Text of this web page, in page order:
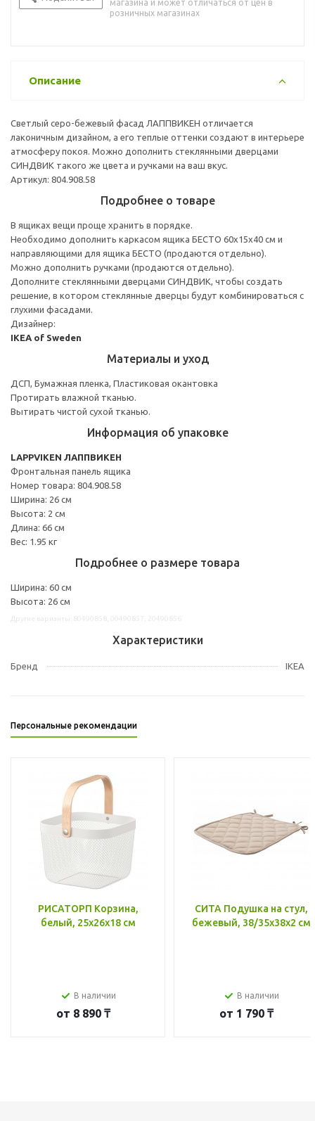
магазина и может отличаться от цен в
розничных магазинах
Описание
Светлый серо-бежевый фасад ЛАППВИКЕН отличается
лаконичным дизайном, а его теплые оттенки создают в интерьере
атмосферу покоя. Можно дополнить стеклянными дверцами
СИНДВИК такого же цвета и ручками на ваш вкус.
Артикул: 804.908.58
Подробнее о товаре
В ящиках вещи проще хранить в порядке.
Необходимо дополнить каркасом ящика БЕСТО 60х15х40 см и
направляющими для ящика БЕСТО (продаются отдельно).
Можно дополнить ручками (продаются отдельно).
Дополните стеклянными дверцами СИНДВИК, чтобы создать
решение, в котором стеклянные дверцы будут комбинироваться с
глухими фасадами.
Дизайнер:
IKEA of Sweden
Материалы и уход
ДСП, Бумажная пленка, Пластиковая окантовка
Протирать влажной тканью.
Вытирать чистой сухой тканью.
Информация об упаковке
LAPPVIKEN ЛАППВИКЕН
Фронтальная панель ящика
Номер товара: 804.908.58
Ширина: 26 см
Высота: 2 см
Длина: 66 см
Вес: 1.95 кг
Подробнее о размере товара
Ширина: 60 см
Высота: 26 см
Характеристики
Бренд IKEA
Персональные рекомендации
РИСАТОРП Корзина,
белый, 25x26x18 см
В наличии
от 8 890 ₸
СИТА Подушка на стул,
бежевый, 38/35x38x2 см
В наличии
от 1 790 ₸